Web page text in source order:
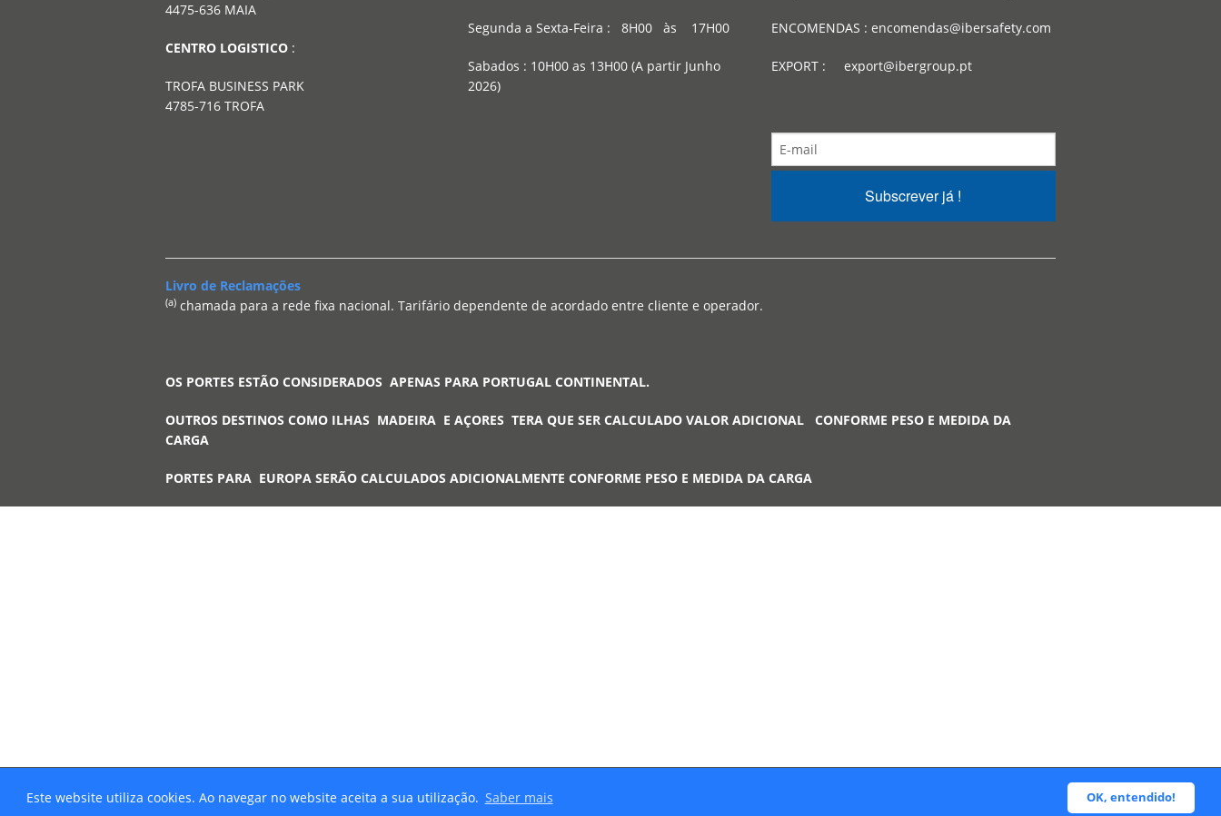
Este website utiliza cookies. Ao navegar no website aceita a sua utilização. Saber mais OK, entendido!
4475-636 MAIA
CENTRO LOGISTICO :
TROFA BUSINESS PARK
4785-716 TROFA
Segunda a Sexta-Feira : 8H00 às 17H00
Sabados : 10H00 as 13H00 (A partir Junho
2026)
ENCOMENDAS : encomendas@ibersafety.com
EXPORT : export@ibergroup.pt
Subscrever já !
Livro de Reclamações
(a) chamada para a rede fixa nacional. Tarifário dependente de acordado entre cliente e operador.
OS PORTES ESTÃO CONSIDERADOS APENAS PARA PORTUGAL CONTINENTAL.
OUTROS DESTINOS COMO ILHAS MADEIRA E AÇORES TERA QUE SER CALCULADO VALOR ADICIONAL CONFORME PESO E MEDIDA DA
CARGA
PORTES PARA EUROPA SERÃO CALCULADOS ADICIONALMENTE CONFORME PESO E MEDIDA DA CARGA
© 2026 Ibersafety - Todos os direitos reservados |Termos e Condições